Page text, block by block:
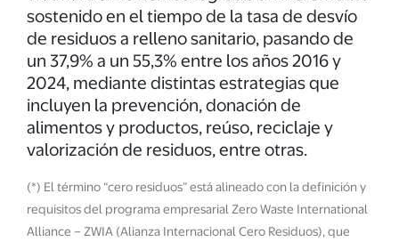
sostenido en el tiempo de la tasa de desvío
de residuos a relleno sanitario, pasando de
un 37,9% a un 55,3% entre los años 2016 y
2024, mediante distintas estrategias que
incluyen la prevención, donación de
alimentos y productos, reúso, reciclaje y
valorización de residuos, entre otras.
(*) El término “cero residuos” está alineado con la definición y
requisitos del programa empresarial Zero Waste International
Alliance – ZWIA (Alianza Internacional Cero Residuos), que